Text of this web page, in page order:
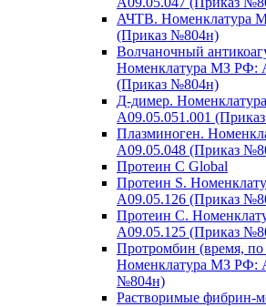
АЧТВ. Номенклатура
(Приказ №804н)
Волчаночный
Номенклатура МЗ РФ:
(Приказ №804н)
Д-димер.
A09.05.051.001
Плазминоген.
A09.05.048 (Приказ
Протеин C Global
Протеин S.
A09.05.126 (Приказ
Протеин С.
A09.05.125 (Приказ
Протромбин (время,
Номенклатура МЗ РФ:
№804н)
Растворимые фибрин-